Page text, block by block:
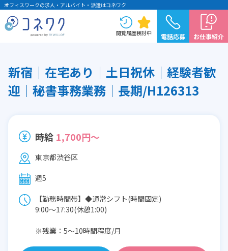
オフィスワークの求人・アルバイト・派遣はコネワク
閲覧履歴検討中 電話応募 お仕事紹介
新宿│在宅あり│土日祝休│経験者歓
迎│秘書事務業務│長期/H126313
時給 1,700円～
東京都渋谷区
週5
【勤務時間帯】◆通常シフト(時間固定)
9:00〜17:30(休憩1:00)
※残業：5〜10時間程度/月